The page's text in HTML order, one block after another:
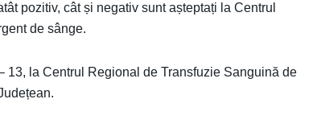
pozitiv, cât și negativ sunt așteptați la Centrul
de sânge.
13, la Centrul Regional de Transfuzie Sanguină de